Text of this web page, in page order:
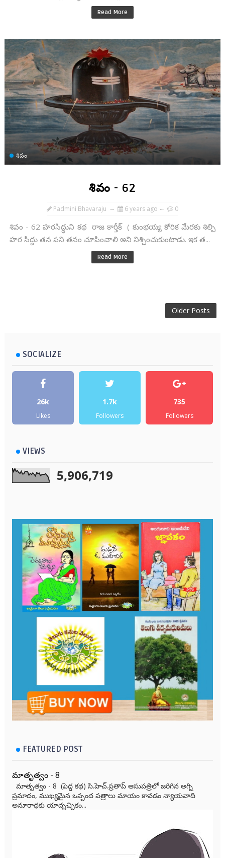
Read More
శివం
శివం - 62
Padmini Bhavaraju 6 years ago 0
శివం - 62 హరసిద్ధుని కథ రాజ కార్తీక్ ( కుంభయ్య కోరిక మేరకు శిల్పి
హర సిద్దు తన పని తనం చూపించాలి అని నిశ్చించుకుంటాడు. ఇక త...
Read More
Older Posts
SOCIALIZE
26k
Likes
1.7k
Followers
735
Followers
VIEWS
5,906,719
FEATURED POST
మాతృత్వం - 8
మాతృత్వం - 8 (పెద్ద కథ) సి.హెచ్.ప్రతాప్ ఆసుపత్రిలో జరిగిన అగ్ని
ప్రమాదం, ముఖ్యమైన ఒప్పంద పత్రాలు మాయం కావడం న్యాయవాది
అనూరాధకు యాదృచ్ఛికం...